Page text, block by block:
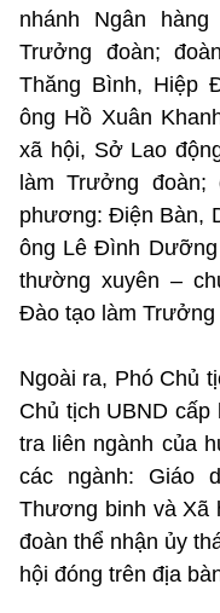
nhánh Ngân
Trưởng đoàn;
Thăng Bình, Hiệp
ông Hồ Xuân
xã hội, Sở Lao
làm Trưởng
phương: Điện Bàn,
ông Lê Đình
thường xuyên –
Đào tạo làm Trưởng
Ngoài ra, Phó Chủ
Chủ tịch UBND cấp
tra liên ngành của
các ngành: Giáo
Thương binh và Xã
đoàn thể nhận ủy
hội đóng trên địa